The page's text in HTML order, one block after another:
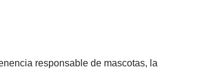
responsable de mascotas, la